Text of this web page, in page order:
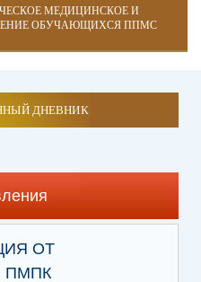
МЕДИЦИНСКОЕ И
ОБУЧАЮЩИХСЯ ППМС
ДНЕВНИК
ОТ
ПМПК